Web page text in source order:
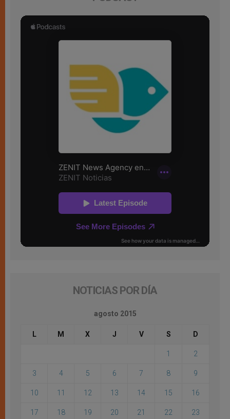
NOTICIAS POR DÍA
agosto 2015
L M X J V S D
1 2
3 4 5 6 7 8 9
10 11 12 13 14 15 16
17 18 19 20 21 22 23